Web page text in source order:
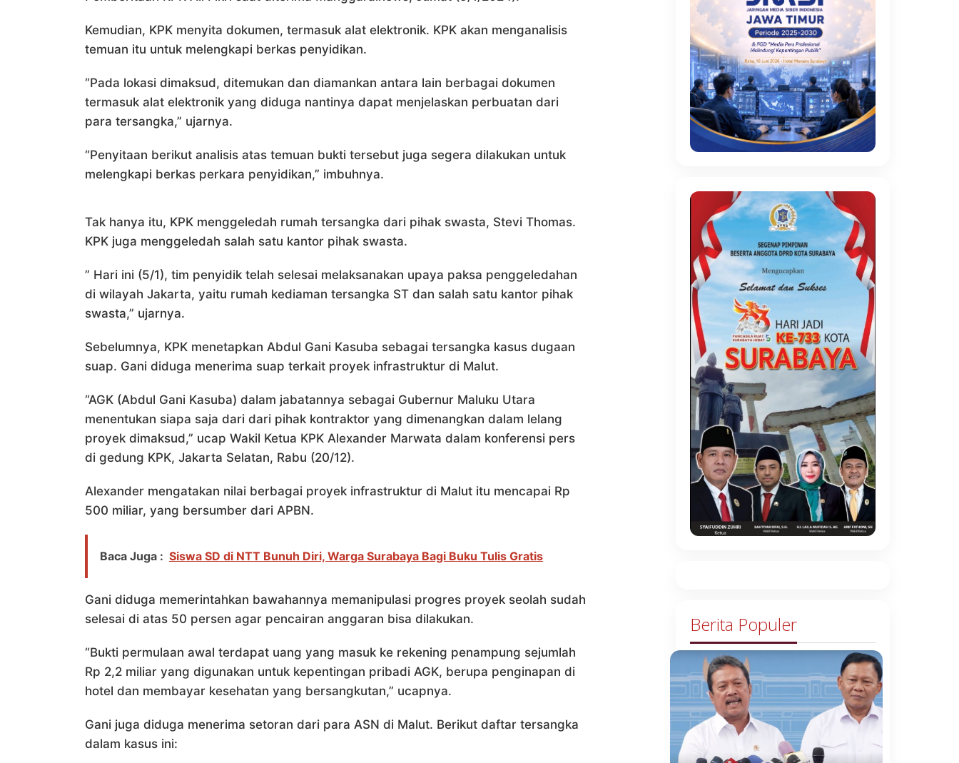
Kemudian, KPK menyita dokumen, termasuk alat elektronik. KPK akan menganalisis
temuan itu untuk melengkapi berkas penyidikan.
“Pada lokasi dimaksud, ditemukan dan diamankan antara lain berbagai dokumen
termasuk alat elektronik yang diduga nantinya dapat menjelaskan perbuatan dari
para tersangka,” ujarnya.
“Penyitaan berikut analisis atas temuan bukti tersebut juga segera dilakukan untuk
melengkapi berkas perkara penyidikan,” imbuhnya.
Tak hanya itu, KPK menggeledah rumah tersangka dari pihak swasta, Stevi Thomas.
KPK juga menggeledah salah satu kantor pihak swasta.
” Hari ini (5/1), tim penyidik telah selesai melaksanakan upaya paksa penggeledahan
di wilayah Jakarta, yaitu rumah kediaman tersangka ST dan salah satu kantor pihak
swasta,” ujarnya.
Sebelumnya, KPK menetapkan Abdul Gani Kasuba sebagai tersangka kasus dugaan
suap. Gani diduga menerima suap terkait proyek infrastruktur di Malut.
“AGK (Abdul Gani Kasuba) dalam jabatannya sebagai Gubernur Maluku Utara
menentukan siapa saja dari dari pihak kontraktor yang dimenangkan dalam lelang
proyek dimaksud,” ucap Wakil Ketua KPK Alexander Marwata dalam konferensi pers
di gedung KPK, Jakarta Selatan, Rabu (20/12).
Alexander mengatakan nilai berbagai proyek infrastruktur di Malut itu mencapai Rp
500 miliar, yang bersumber dari APBN.
Baca Juga : Siswa SD di NTT Bunuh Diri, Warga Surabaya Bagi Buku Tulis Gratis
Gani diduga memerintahkan bawahannya memanipulasi progres proyek seolah sudah
selesai di atas 50 persen agar pencairan anggaran bisa dilakukan.
“Bukti permulaan awal terdapat uang yang masuk ke rekening penampung sejumlah
Rp 2,2 miliar yang digunakan untuk kepentingan pribadi AGK, berupa penginapan di
hotel dan membayar kesehatan yang bersangkutan,” ucapnya.
Gani juga diduga menerima setoran dari para ASN di Malut. Berikut daftar tersangka
dalam kasus ini:
Berita Populer